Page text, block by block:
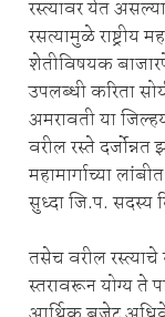
रस्त्यावर येत
रसत्यामुळे राष्ट्रीय
शेतीविषयक
उपलब्धी करिता
अमरावती या
वरील रस्ते दर्जोन्नत
महामार्गाच्या
सुध्दा जि.प.
तसेच वरील
स्तरावरून योग्य ते